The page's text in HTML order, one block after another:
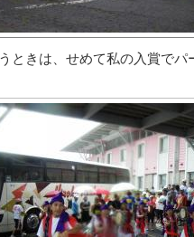
ときは、せめて私の入賞でパ